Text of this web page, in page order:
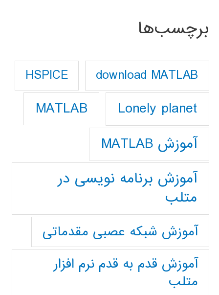
برچسب‌ها
download MATLAB
HSPICE
Lonely planet
MATLAB
آموزش MATLAB
آموزش برنامه نویسی در
متلب
آموزش شبکه عصبی مقدماتی
آموزش قدم به قدم نرم افزار
متلب